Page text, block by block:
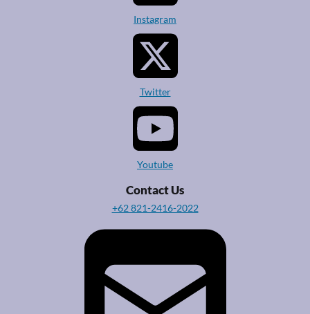
Instagram
Twitter
Youtube
Contact Us
+62 821-2416-2022